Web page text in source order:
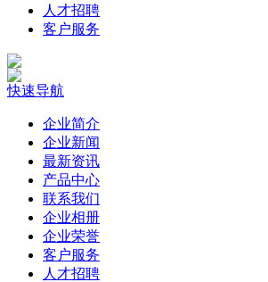
人才招聘
客户服务
快速导航
企业简介
企业新闻
最新资讯
产品中心
联系我们
企业相册
企业荣誉
客户服务
人才招聘